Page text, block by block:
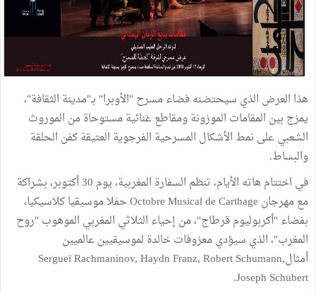
هذا العرض الذي سيحتضنه فضاء مسرح "الأوبرا" بـ"مدينة الثقافة"،
يمزج بين المقامات الموزونة ومقاطع غنائية مستوحاة من الموروث
الشعبي على نمط الأشكال المسرحية الفرجوية العتيقة كفن الحلقة
والبساط.
في اختتام هاته الأيام، تنظم السفارة المغربية، يوم 30 أكتوبر، بشراكة
مع مهرجان Octobre Musical de Carthage حفلا موسيقيا كلاسيكيا،
بفضاء "أكربوليوم قرطاج"، من إحياء الثلاثي المغربي الموهوب "روح
المغرب"، الذي سيؤدي معزوفات خالدة لموسيقيين عالميين
أمثالSergueï Rachmaninov, Haydn Franz, Robert Schumann,
Joseph Schubert.